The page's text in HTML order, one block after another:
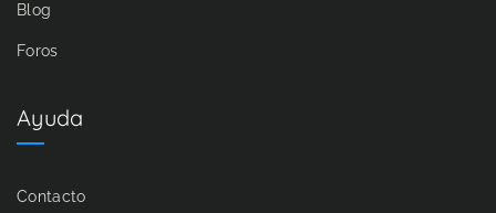
Blog
Foros
Ayuda
Contacto